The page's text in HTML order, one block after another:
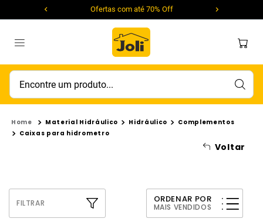
Ofertas com até 70% Off
Encontre um produto...
Voltar
Material Hidráulico Hidráulico
Complementos
Caixas para hidrometro
FILTRAR ORDENAR POR
MAIS VENDIDOS